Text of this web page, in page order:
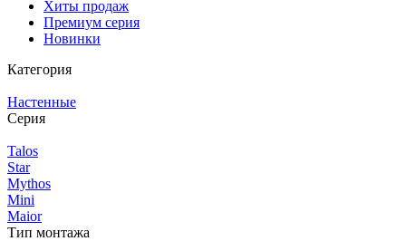
Хиты продаж
Премиум серия
Новинки
Категория
Настенные
Серия
Talos
Star
Mythos
Mini
Maior
Тип монтажа